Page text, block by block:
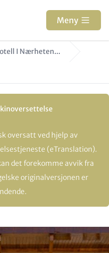
Meny
I Nærheten...
oversatt ved hjelp av
(eTranslation).
det forekomme avvik fra
originalversjonen er